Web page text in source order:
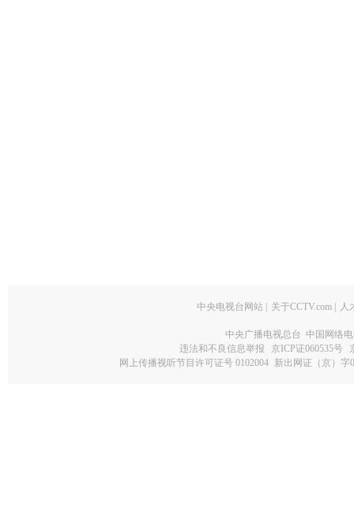
中央电视台网站 关于CCTV.com 人
中央广播电视总台 中国网络
违法和不良信息举报
京ICP证060535号
网上传播视听节目许可证号 0102004 新出网证（京）